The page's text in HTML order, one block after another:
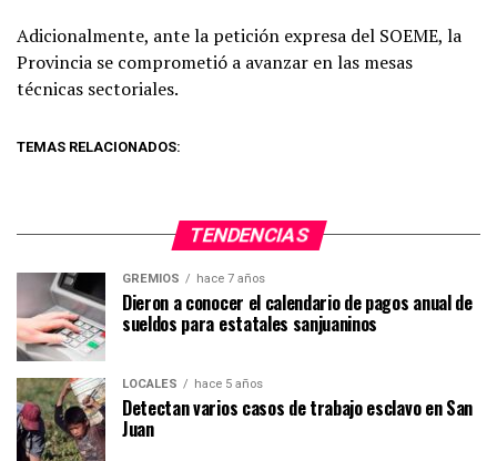
Adicionalmente, ante la petición expresa del SOEME, la
Provincia se comprometió a avanzar en las mesas
técnicas sectoriales.
TEMAS RELACIONADOS:
TENDENCIAS
GREMIOS hace 7 años
Dieron a conocer el calendario de pagos anual de
sueldos para estatales sanjuaninos
LOCALES hace 5 años
Detectan varios casos de trabajo esclavo en San
Juan